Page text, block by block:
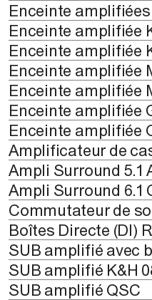
Enceinte amplifiées
Enceinte amplifiée
Enceinte amplifiée
Enceinte amplifiée
Enceinte amplifiée
Ampli Surround 5.1
SUB amplifié K&H
SUB amplifié QSC